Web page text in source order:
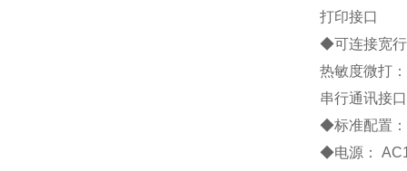
打印接口
◆可连接宽
热敏度微打：
串行通讯接口
◆标准配置
◆电源：